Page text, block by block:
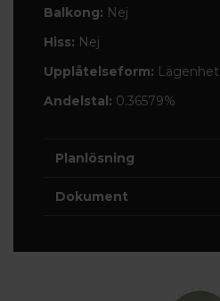
Balkong: Nej
Hiss: Nej
Upplåtelseform: Lägenhet
Andelstal: 0.36579%
Planlösning
Dokument